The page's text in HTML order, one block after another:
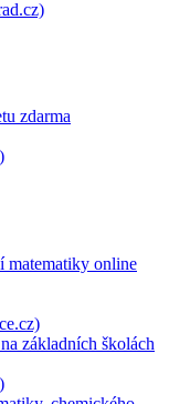
zdarma
matematiky online
základních školách